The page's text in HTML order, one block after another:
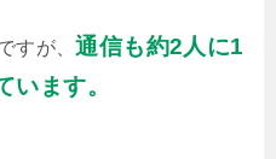
すが、通信も約2人に1
います。